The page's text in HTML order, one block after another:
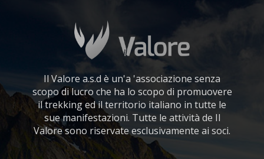
Il Valore a.s.d è un'a 'associazione senza
scopo di lucro che ha lo scopo di promuovere
il trekking ed il territorio italiano in tutte le
sue manifestazioni. Tutte le attività de Il
Valore sono riservate esclusivamente ai soci.